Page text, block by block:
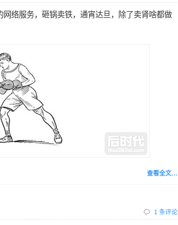
网络服务，砸锅卖铁，通宵达旦，除了卖肾啥都做
查看全文…
1 条评论